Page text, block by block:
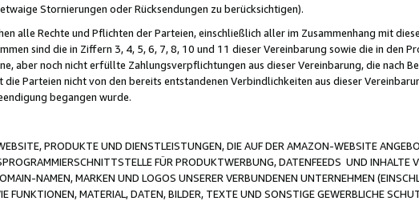
Stornierungen oder Rücksendungen zu berücksichtigen).
alle Rechte und Pflichten der Parteien, einschließlich aller im Zusammenhang mit
sind die in Ziffern 3, 4, 5, 6, 7, 8, 10 und 11 dieser Vereinbarung sowie die in den
aber noch nicht erfüllte Zahlungsverpflichtungen aus dieser Vereinbarung, die nach
Parteien nicht von den bereits entstandenen Verbindlichkeiten aus dieser
begangen wurde.
PRODUKTE UND DIENSTLEISTUNGEN, DIE AUF DER AMAZON-WEBSITE
FÜR PRODUKTWERBUNG, DATENFEEDS UND
NAMEN, MARKEN UND LOGOS UNSERER VERBUNDENEN UNTERNEHMEN
FUNKTIONEN, MATERIAL, DATEN, BILDER, TEXTE UND SONSTIGE GEWERBLICHE